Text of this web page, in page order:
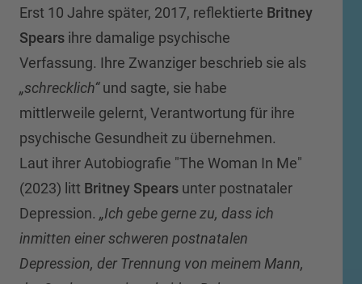
Erst 10 Jahre später, 2017, reflektierte Britney
Spears ihre damalige psychische
Verfassung. Ihre Zwanziger beschrieb sie als
„schrecklich“und sagte, sie habe
mittlerweile gelernt, Verantwortung für ihre
psychische Gesundheit zu übernehmen.
Laut ihrer Autobiografie "The Woman In Me"
(2023) litt Britney Spears unter postnataler
Depression. „Ich gebe gerne zu, dass ich
inmitten einer schweren postnatalen
Depression, der Trennung von meinem Mann,